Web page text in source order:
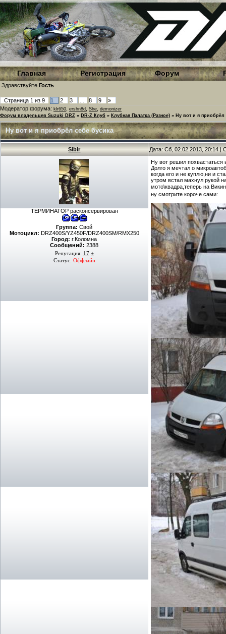
Главная Регистрация Форум
Здравствуйте Гость
Страница 1 из 9 1 2 3 8 9
»
Модератор форума: klr650 ershn8d She demonizer
Форум владельцев Suzuki DRZ » DR-Z Клуб » Клубная Палатка (Разное) » Ну вот и я приобрёл
Ну вот и я приобрёл себе бусика
Sibir Дата: Сб, 02.02.2013, 20:14 |
ТЕРМИНАТОР расконсервирован
Группа: Свой
Мотоцикл: DRZ400S/YZ450F/DRZ400SM/RMX250
Город: г.Коломна
Сообщений: 2388
Репутация: 17 ±
Статус: Оффлайн
Ну вот решил похвастаться
Долго я мечтал о
когда его и не куплю,ни и
утром встал махнул рукой
мото\квадра,теперь на
ну смотрите короче сами: